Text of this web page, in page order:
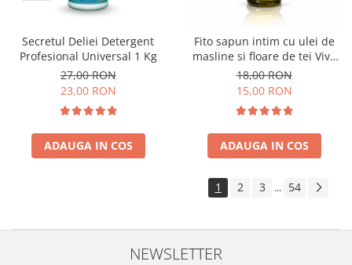
Secretul Deliei Detergent
Profesional Universal 1 Kg
27,00 RON
23,00 RON
ADAUGA IN COS
Fito sapun intim cu ulei de
masline si floare de tei Viva
Oliva 400 ml
18,00 RON
15,00 RON
ADAUGA IN COS
1 2 3 ... 54
NEWSLETTER